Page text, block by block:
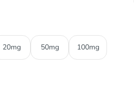
20mg 50mg 100mg